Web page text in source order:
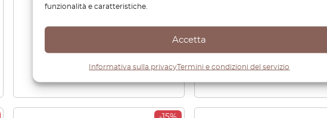
funzionalità e caratteristiche.
Accetta
Informativa sulla privacyTermini e condizioni del servizio
riscaldamento dei sedili Nero
Visualizza prodotto Visualizza prodotto